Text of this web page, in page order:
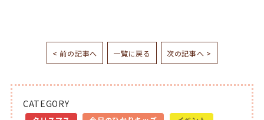
< 前の記事へ 一覧に戻る 次の記事へ >
CATEGORY